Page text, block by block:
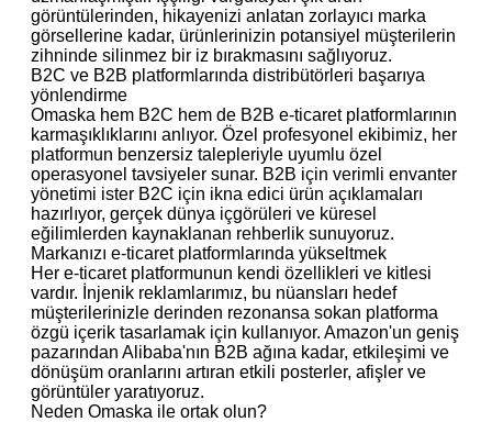
görüntülerinden, hikayenizi anlatan zorlayıcı marka
görsellerine kadar, ürünlerinizin potansiyel müşterilerin
zihninde silinmez bir iz bırakmasını sağlıyoruz.
B2C ve B2B platformlarında distribütörleri başarıya
yönlendirme
Omaska ​​hem B2C hem de B2B e-ticaret platformlarının
karmaşıklıklarını anlıyor. Özel profesyonel ekibimiz, her
platformun benzersiz talepleriyle uyumlu özel
operasyonel tavsiyeler sunar. B2B için verimli envanter
yönetimi ister B2C için ikna edici ürün açıklamaları
hazırlıyor, gerçek dünya içgörüleri ve küresel
eğilimlerden kaynaklanan rehberlik sunuyoruz.
Markanızı e-ticaret platformlarında yükseltmek
Her e-ticaret platformunun kendi özellikleri ve kitlesi
vardır. İnjenik reklamlarımız, bu nüansları hedef
müşterilerinizle derinden rezonansa sokan platforma
özgü içerik tasarlamak için kullanıyor. Amazon'un geniş
pazarından Alibaba'nın B2B ağına kadar, etkileşimi ve
dönüşüm oranlarını artıran etkili posterler, afişler ve
görüntüler yaratıyoruz.
Neden Omaska ​​ile ortak olun?